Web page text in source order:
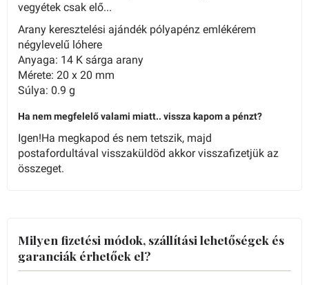
vegyétek csak elő...
Arany keresztelési ajándék pólyapénz emlékérem
négylevelű lóhere
Anyaga: 14 K sárga arany
Mérete: 20 x 20 mm
Súlya: 0.9 g
Ha nem megfelelő valami miatt.. vissza kapom a pénzt?
Igen!Ha megkapod és nem tetszik, majd
postafordultával visszaküldöd akkor visszafizetjük az
összeget.
Milyen fizetési módok, szállítási lehetőségek és
garanciák érhetőek el?